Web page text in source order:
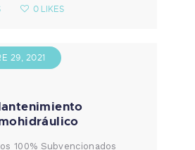
0 LIKES
29, 2021
100% Subvencionados